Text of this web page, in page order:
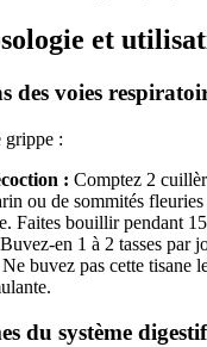
et
des voies
grippe :
: Comptez 2
ou de sommités fleuries
Faites bouillir pendant
en 1 à 2 tasses par
buvez pas cette tisane
du système digestif